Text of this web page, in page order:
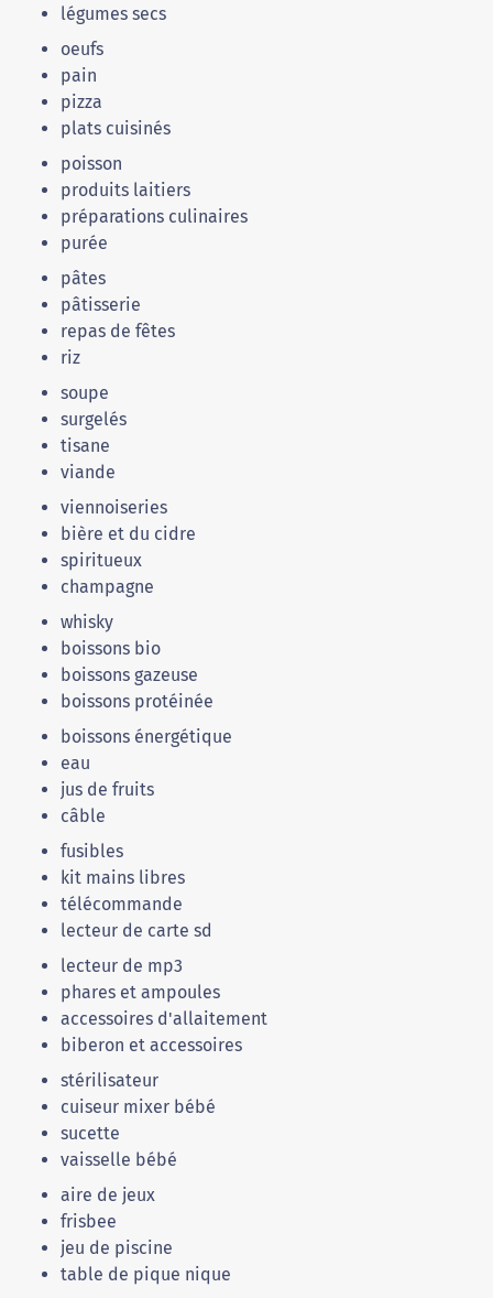
légumes secs
oeufs
pain
pizza
plats cuisinés
poisson
produits laitiers
préparations culinaires
purée
pâtes
pâtisserie
repas de fêtes
riz
soupe
surgelés
tisane
viande
viennoiseries
bière et du cidre
spiritueux
champagne
whisky
boissons bio
boissons gazeuse
boissons protéinée
boissons énergétique
eau
jus de fruits
câble
fusibles
kit mains libres
télécommande
lecteur de carte sd
lecteur de mp3
phares et ampoules
accessoires d'allaitement
biberon et accessoires
stérilisateur
cuiseur mixer bébé
sucette
vaisselle bébé
aire de jeux
frisbee
jeu de piscine
table de pique nique